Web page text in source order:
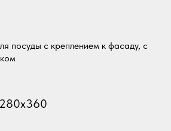
посуды с креплением к фасаду, с